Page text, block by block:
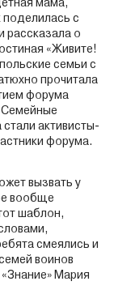
мама,
с
рассказала о
«Живите!
семьи с
прочитала
форума
активисты-
форума.
вызвать у
вообще
шаблон,
смеялись и
воинов
Мария